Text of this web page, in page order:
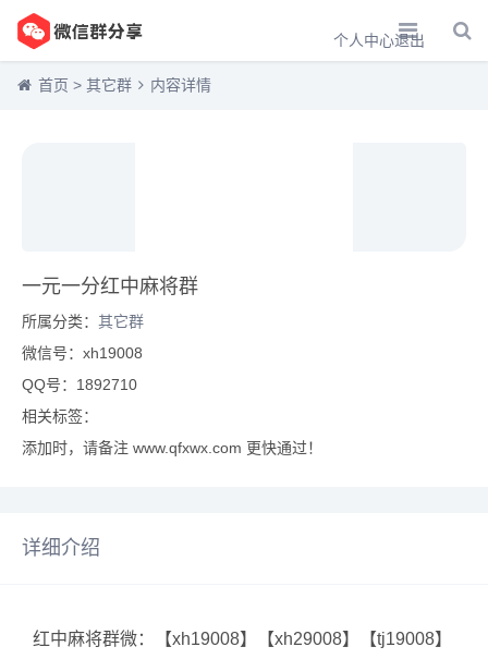
个人中心退出
首页 > 其它群 内容详情
一元一分红中麻将群
所属分类： 其它群
微信号：xh19008
QQ号：1892710
相关标签：
添加时，请备注 www.qfxwx.com 更快通过！
详细介绍
红中麻将群微：【xh19008】【xh29008】【tj19008】